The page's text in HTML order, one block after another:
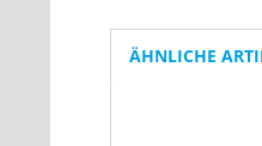
ÄHNLICHE